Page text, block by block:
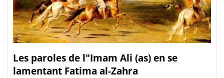
Les paroles de l"Imam Ali (as) en se
lamentant Fatima al-Zahra